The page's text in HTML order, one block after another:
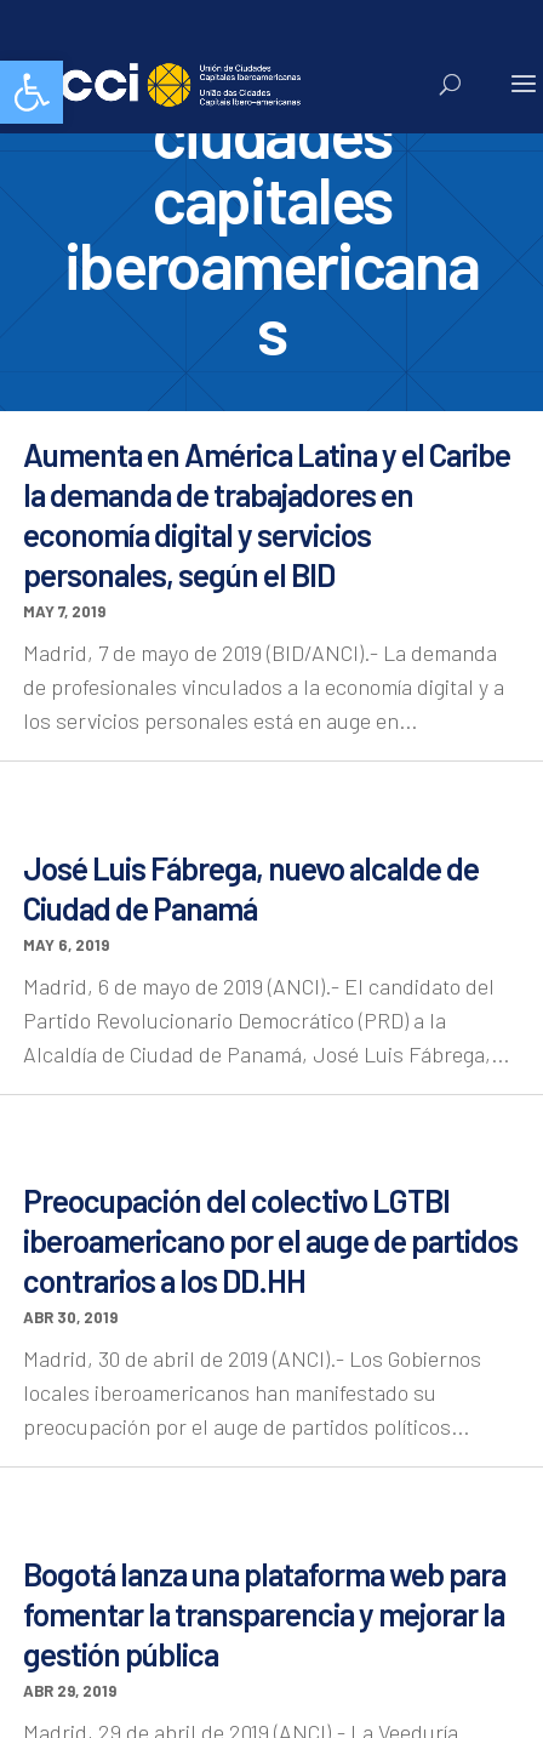
Abrir barra de herramientasunión de
ciudades
capitales
iberoamericana
s
Aumenta en América Latina y el Caribe
la demanda de trabajadores en
economía digital y servicios
personales, según el BID
MAY 7, 2019
Madrid, 7 de mayo de 2019 (BID/ANCI).- La demanda
de profesionales vinculados a la economía digital y a
los servicios personales está en auge en...
José Luis Fábrega, nuevo alcalde de
Ciudad de Panamá
MAY 6, 2019
Madrid, 6 de mayo de 2019 (ANCI).- El candidato del
Partido Revolucionario Democrático (PRD) a la
Alcaldía de Ciudad de Panamá, José Luis Fábrega,...
Preocupación del colectivo LGTBI
iberoamericano por el auge de partidos
contrarios a los DD.HH
ABR 30, 2019
Madrid, 30 de abril de 2019 (ANCI).- Los Gobiernos
locales iberoamericanos han manifestado su
preocupación por el auge de partidos políticos...
Bogotá lanza una plataforma web para
fomentar la transparencia y mejorar la
gestión pública
ABR 29, 2019
Madrid, 29 de abril de 2019 (ANCI).- La Veeduría